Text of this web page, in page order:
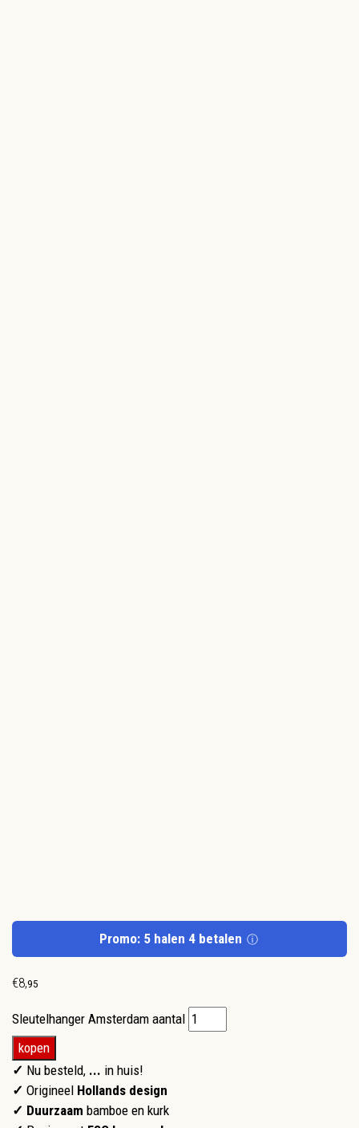
Promo: 5 halen 4 betalen ⓘ
€8,95
Sleutelhanger Amsterdam aantal
kopen
✓ Nu besteld, ... in huis!
✓ Origineel Hollands design
✓ Duurzaam bamboe en kurk